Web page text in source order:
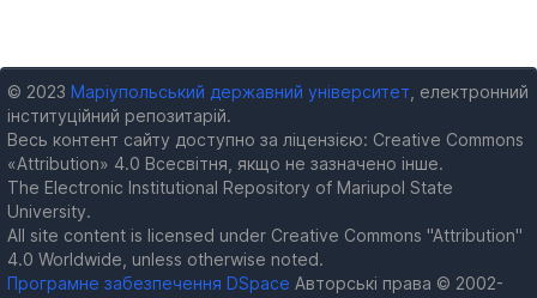
© 2023 Маріупольський державний університет , електронний
інституційний репозитарій.
Весь контент сайту доступно за ліцензією: Creative Commons
«Attribution» 4.0 Всесвітня, якщо не зазначено інше.
The Electronic Institutional Repository of Mariupol State
University.
All site content is licensed under Creative Commons "Attribution"
4.0 Worldwide, unless otherwise noted.
Програмне забезпечення DSpace Авторські права © 2002-